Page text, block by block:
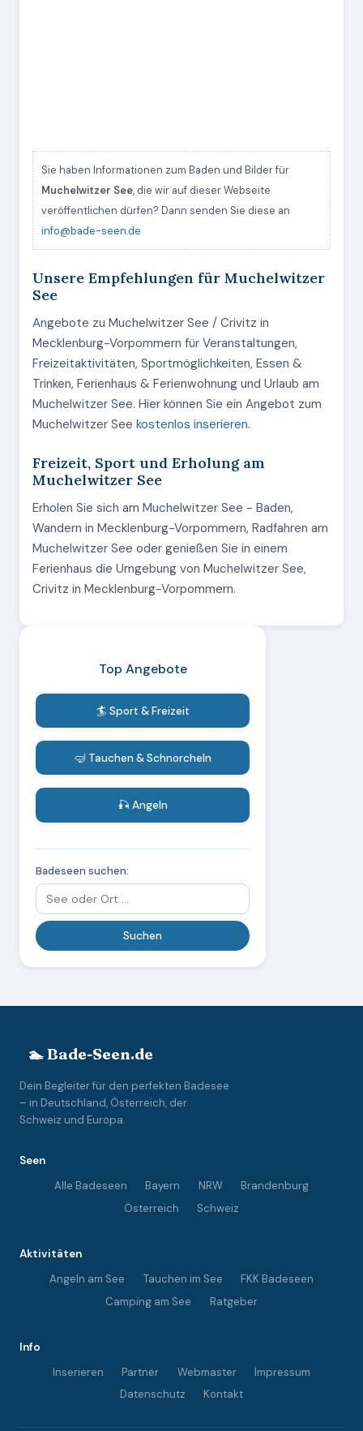
Sie haben Informationen zum Baden und Bilder für
Muchelwitzer See, die wir auf dieser Webseite
veröffentlichen dürfen? Dann senden Sie diese an
info@bade-seen.de
Unsere Empfehlungen für Muchelwitzer
See
Angebote zu Muchelwitzer See / Crivitz in
Mecklenburg-Vorpommern für Veranstaltungen,
Freizeitaktivitäten, Sportmöglichkeiten, Essen &
Trinken, Ferienhaus & Ferienwohnung und Urlaub am
Muchelwitzer See. Hier können Sie ein Angebot zum
Muchelwitzer See kostenlos inserieren.
Freizeit, Sport und Erholung am
Muchelwitzer See
Erholen Sie sich am Muchelwitzer See - Baden,
Wandern in Mecklenburg-Vorpommern, Radfahren am
Muchelwitzer See oder genießen Sie in einem
Ferienhaus die Umgebung von Muchelwitzer See,
Crivitz in Mecklenburg-Vorpommern.
Top Angebote
🏄 Sport & Freizeit
🤿 Tauchen & Schnorcheln
🎣 Angeln
Badeseen suchen:
🏊 Bade-Seen.de
Dein Begleiter für den perfekten Badesee
– in Deutschland, Österreich, der
Schweiz und Europa.
Seen
Alle Badeseen
Bayern NRW
Brandenburg
Österreich
Schweiz
Aktivitäten
Angeln am See
Tauchen im See
FKK Badeseen
Camping am See
Ratgeber
Info
Inserieren
Partner Webmaster
Impressum
Datenschutz
Kontakt